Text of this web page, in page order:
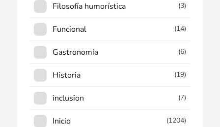
Filosofía humorística (3)
Funcional (14)
Gastronomía (6)
Historia (19)
inclusion (7)
Inicio (1204)